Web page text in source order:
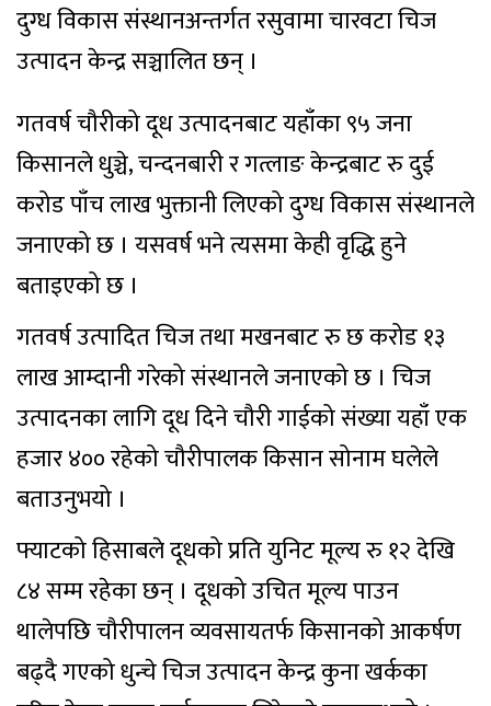
दुग्ध विकास संस्थानअन्तर्गत रसुवामा चारवटा चिज
उत्पादन केन्द्र सञ्चालित छन् ।
गतवर्ष चौरीको दूध उत्पादनबाट यहाँका ९५ जना
किसानले धुञ्चे, चन्दनबारी र गत्लाङ केन्द्रबाट रु दुई
करोड पाँच लाख भुक्तानी लिएको दुग्ध विकास संस्थानले
जनाएको छ । यसवर्ष भने त्यसमा केही वृद्धि हुने
बताइएको छ ।
गतवर्ष उत्पादित चिज तथा मखनबाट रु छ करोड १३
लाख आम्दानी गरेको संस्थानले जनाएको छ । चिज
उत्पादनका लागि दूध दिने चौरी गाईको संख्या यहाँ एक
हजार ४०० रहेको चौरीपालक किसान सोनाम घलेले
बताउनुभयो ।
फ्याटको हिसाबले दूधको प्रति युनिट मूल्य रु १२ देखि
८४ सम्म रहेका छन् । दूधको उचित मूल्य पाउन
थालेपछि चौरीपालन व्यवसायतर्फ किसानको आकर्षण
बढ्दै गएको धुन्चे चिज उत्पादन केन्द्र कुना खर्कका